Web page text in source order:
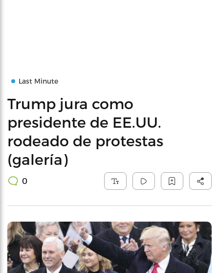
Last Minute
Trump jura como
presidente de EE.UU.
rodeado de protestas
(galería)
0